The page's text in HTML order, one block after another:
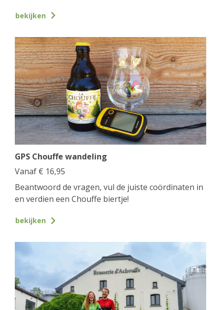
bekijken
GPS Chouffe wandeling
Vanaf € 16,95
Beantwoord de vragen, vul de juiste coördinaten in
en verdien een Chouffe biertje!
bekijken